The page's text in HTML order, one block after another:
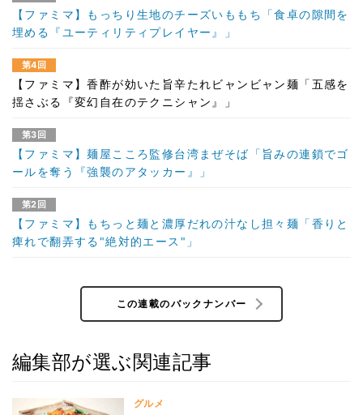
【ファミマ】もっちり生地のチーズいももち「食卓の隙間を
埋める『ユーティリティプレイヤー』」
第4回
【ファミマ】香酢が効いた旨辛たれビャンビャン麺「五感を
揺さぶる『変幻自在のテクニシャン』」
第3回
【ファミマ】麺屋こころ監修台湾まぜそば「旨みの連鎖でゴ
ールを奪う『強襲のアタッカー』」
第2回
【ファミマ】もちっと麺と濃厚だれの汁なし担々麺「香りと
痺れで翻弄する"絶対的エース"」
この連載のバックナンバー
編集部が選ぶ関連記事
グルメ